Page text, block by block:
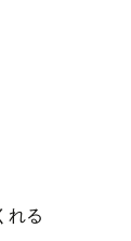
れる